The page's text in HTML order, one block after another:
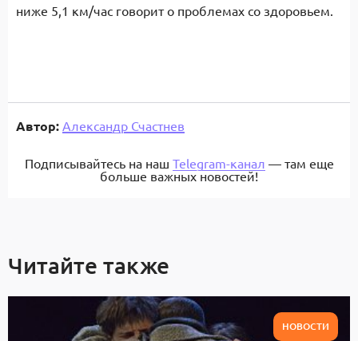
ниже 5,1 км/час говорит о проблемах со здоровьем.
Автор: Александр Счастнев
Подписывайтесь на наш Telegram-канал — там еще
больше важных новостей!
Читайте также
НОВОСТИ